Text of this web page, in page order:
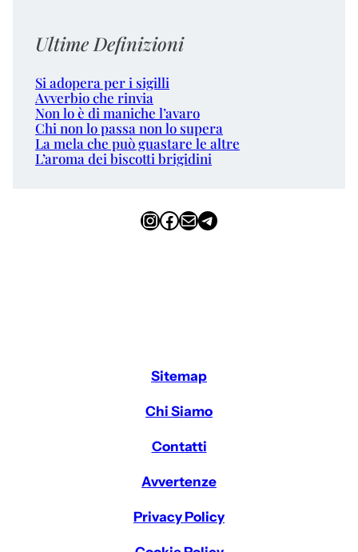
Ultime Definizioni
Si adopera per i sigilli
Avverbio che rinvia
Non lo è di maniche l’avaro
Chi non lo passa non lo supera
La mela che può guastare le altre
L’aroma dei biscotti brigidini
InstagramFacebook Email Telegram
Sitemap
Chi Siamo
Contatti
Avvertenze
Privacy Policy